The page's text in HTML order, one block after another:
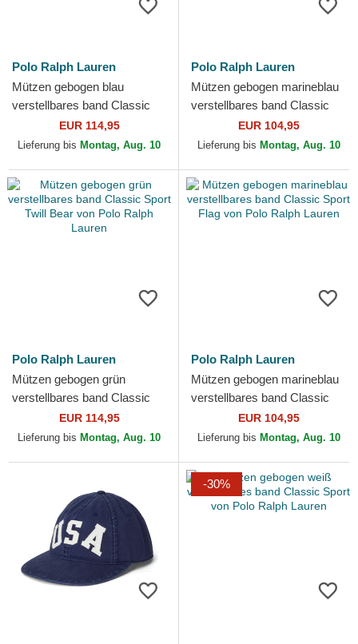
Polo Ralph Lauren
Mützen gebogen blau
verstellbares band Classic
Sport Twill Bear von Polo
Ralph Lauren
EUR 114,95
Lieferung bis Montag, Aug. 10
Polo Ralph Lauren
Mützen gebogen marineblau
verstellbares band Classic
Sport Twill Woven von Polo
Ralph Lauren
EUR 104,95
Lieferung bis Montag, Aug. 10
Polo Ralph Lauren
Mützen gebogen grün
verstellbares band Classic
Sport Twill Bear von Polo
Ralph Lauren
EUR 114,95
Lieferung bis Montag, Aug. 10
Polo Ralph Lauren
Mützen gebogen marineblau
verstellbares band Classic
Sport Flag von Polo Ralph
Lauren
EUR 104,95
Lieferung bis Montag, Aug. 10
-30%